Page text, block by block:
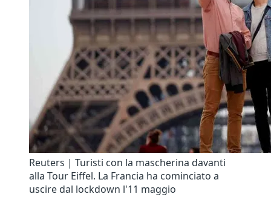
Reuters | Turisti con la mascherina davanti
alla Tour Eiffel. La Francia ha cominciato a
uscire dal lockdown l'11 maggio